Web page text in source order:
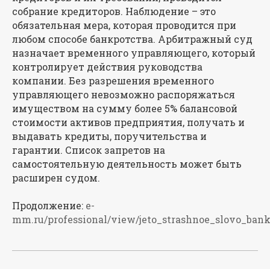
собрание кредиторов. Наблюдение – ​это
обязательная мера, которая проводится при
любом способе банкротства. Арбитражный суд
назначает временного управляющего, который
контролирует действия руководства
компании. Без разрешения временного
управляющего невозможно распоряжаться
имуществом на сумму более 5% балансовой
стоимости активов предприятия, получать и
выдавать кредиты, поручительства и
гарантии. Список запретов на
самостоятельную деятельность может быть
расширен судом.
Продолжение: e-
mm.ru/professional/view/